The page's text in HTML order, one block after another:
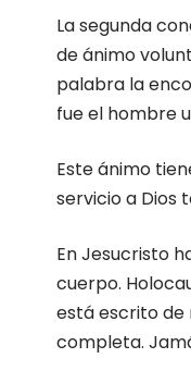
La segunda
de ánimo
palabra la
fue el hombre
Este ánimo
servicio a Dios
En Jesucristo
cuerpo.
está escrito de
completa.